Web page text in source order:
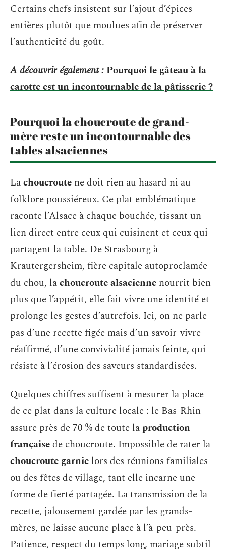
Certains chefs insistent sur l’ajout d’épices
entières plutôt que moulues afin de préserver
l’authenticité du goût.
A découvrir également :Pourquoi le gâteau à la
carotte est un incontournable de la pâtisserie ?
Pourquoi la choucroute de grand-
mère reste un incontournable des
tables alsaciennes
Lachoucroute ne doit rien au hasard ni au
folklore poussiéreux. Ce plat emblématique
raconte l’Alsace à chaque bouchée, tissant un
lien direct entre ceux qui cuisinent et ceux qui
partagent la table. De Strasbourg à
Krautergersheim, fière capitale autoproclamée
du chou, lachoucroute alsacienne nourrit bien
plus que l’appétit, elle fait vivre une identité et
prolonge les gestes d’autrefois. Ici, on ne parle
pas d’une recette figée mais d’un savoir-vivre
réaffirmé, d’une convivialité jamais feinte, qui
résiste à l’érosion des saveurs standardisées.
Quelques chiffres suffisent à mesurer la place
de ce plat dans la culture locale : le Bas-Rhin
assure près de 70 % de toute laproduction
françaisede choucroute. Impossible de rater la
choucroute garnie lors des réunions familiales
ou des fêtes de village, tant elle incarne une
forme de fierté partagée. La transmission de la
recette, jalousement gardée par les grands-
mères, ne laisse aucune place à l’à-peu-près.
Patience, respect du temps long, mariage subtil